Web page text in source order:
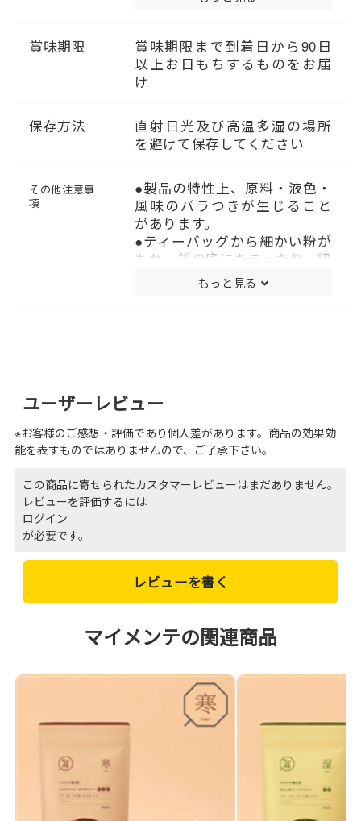
（抽出液※）
たんぱく質：0g
脂質：0g
炭水化物：0g
カフェイン：0g
（推定値）
※1袋（1.7g）にお湯を200mL
100g当たり。
定量下限値未満を0gと表示し
ています。（カフェイン）
賞味期限
賞味期限まで到着日から90日
以上お日もちするものをお届
け
保存方法
直射日光及び高温多湿の場所
を避けて保存してください
その他注意事
項
●製品の特性上、原料・液色・
風味のバラつきが生じること
があります。
●ティーバッグから細かい粉が
もれ、袋の底にたまったり、紐
に付着することがあります。
●開封後は必ず密封して保存
もっと見る
ユーザーレビュー
※お客様のご感想・評価であり個人差があります。商品の効果効
能を表すものではありませんので、ご了承下さい。
この商品に寄せられたカスタマーレビューはまだありません。
レビューを評価するには
ログイン
が必要です。
レビューを書く
マイメンテの関連商品